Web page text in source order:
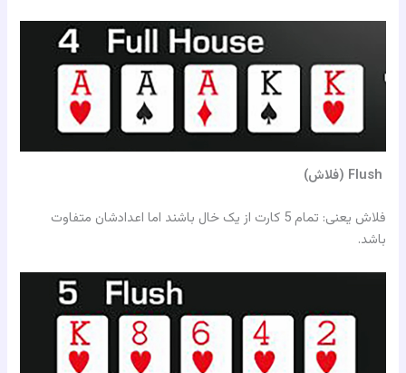
فلاش یعنی: تمام 5 کارت از یک خال باشند اما اعدادشان متفاوت
باشد.